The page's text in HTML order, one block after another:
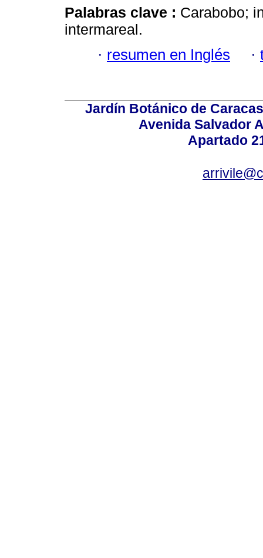
Palabras clave : Carabobo;
intermareal.
· resumen en Inglés ·
Jardín Botánico de
Avenida Salvador
Apartado